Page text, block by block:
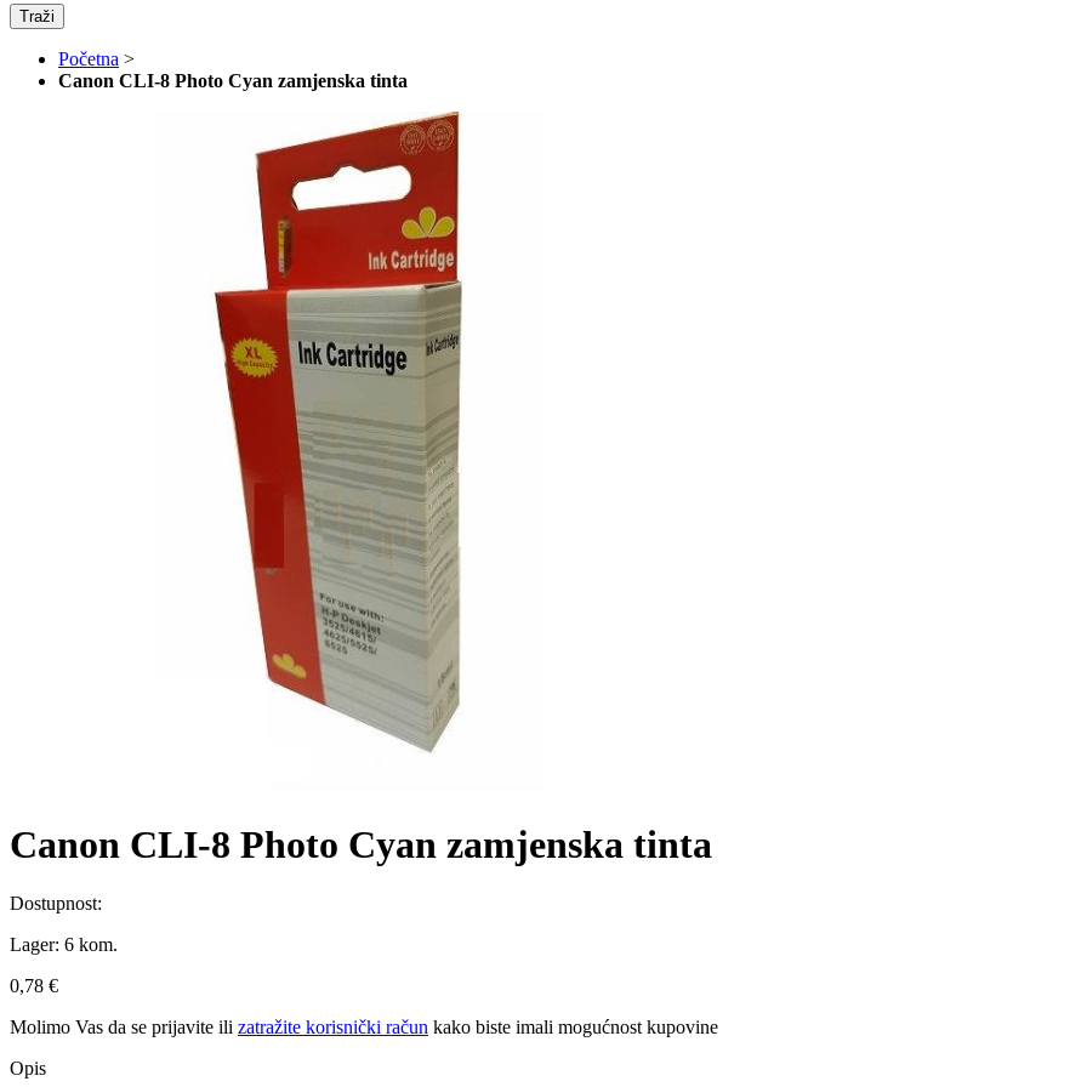
Traži
Početna >
Canon CLI-8 Photo Cyan zamjenska tinta
Canon CLI-8 Photo Cyan zamjenska tinta
Dostupnost:
Lager: 6 kom.
0,78 €
Molimo Vas da se prijavite ili zatražite korisnički račun kako biste imali mogućnost kupovine
Opis